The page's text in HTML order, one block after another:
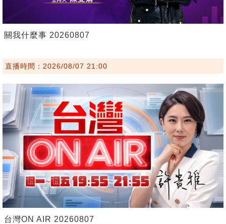
關我什麼事 20260807
直播時間：2026/08/07 21:00
台灣ON AIR 20260807